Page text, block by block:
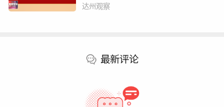
需要科学谋划、全局统筹——
求、技术成熟程度、要素支撑条件等因素；要强
达州观察
最新评论